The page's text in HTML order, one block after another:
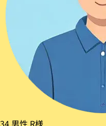
34 男性 R様